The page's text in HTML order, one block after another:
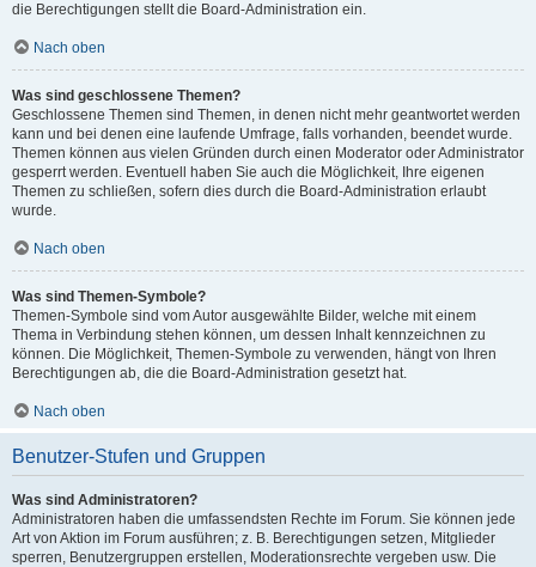
die Berechtigungen stellt die Board-Administration ein.
Nach oben
Was sind geschlossene Themen?
Geschlossene Themen sind Themen, in denen nicht mehr geantwortet werden
kann und bei denen eine laufende Umfrage, falls vorhanden, beendet wurde.
Themen können aus vielen Gründen durch einen Moderator oder Administrator
gesperrt werden. Eventuell haben Sie auch die Möglichkeit, Ihre eigenen
Themen zu schließen, sofern dies durch die Board-Administration erlaubt
wurde.
Nach oben
Was sind Themen-Symbole?
Themen-Symbole sind vom Autor ausgewählte Bilder, welche mit einem
Thema in Verbindung stehen können, um dessen Inhalt kennzeichnen zu
können. Die Möglichkeit, Themen-Symbole zu verwenden, hängt von Ihren
Berechtigungen ab, die die Board-Administration gesetzt hat.
Nach oben
Benutzer-Stufen und Gruppen
Was sind Administratoren?
Administratoren haben die umfassendsten Rechte im Forum. Sie können jede
Art von Aktion im Forum ausführen; z. B. Berechtigungen setzen, Mitglieder
sperren, Benutzergruppen erstellen, Moderationsrechte vergeben usw. Die